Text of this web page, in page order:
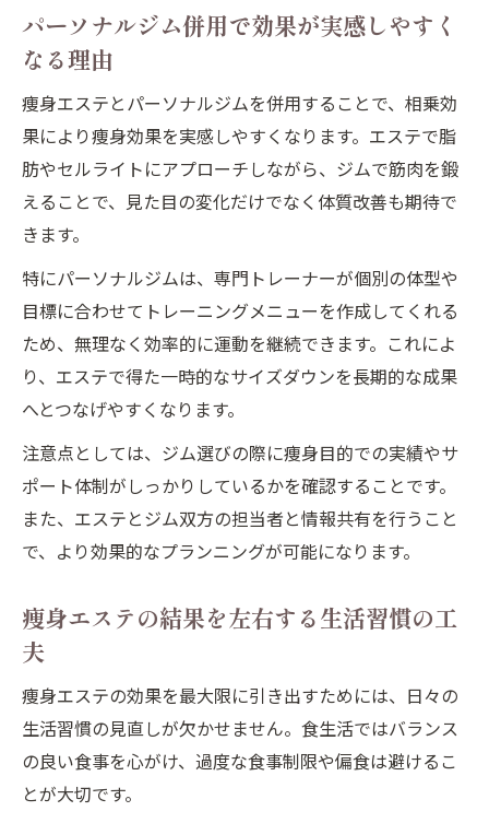
パーソナルジム併用で効果が実感しやすく
なる理由
痩身エステとパーソナルジムを併用することで、相乗効
果により痩身効果を実感しやすくなります。エステで脂
肪やセルライトにアプローチしながら、ジムで筋肉を鍛
えることで、見た目の変化だけでなく体質改善も期待で
きます。
特にパーソナルジムは、専門トレーナーが個別の体型や
目標に合わせてトレーニングメニューを作成してくれる
ため、無理なく効率的に運動を継続できます。これによ
り、エステで得た一時的なサイズダウンを長期的な成果
へとつなげやすくなります。
注意点としては、ジム選びの際に痩身目的での実績やサ
ポート体制がしっかりしているかを確認することです。
また、エステとジム双方の担当者と情報共有を行うこと
で、より効果的なプランニングが可能になります。
痩身エステの結果を左右する生活習慣の工
夫
痩身エステの効果を最大限に引き出すためには、日々の
生活習慣の見直しが欠かせません。食生活ではバランス
の良い食事を心がけ、過度な食事制限や偏食は避けるこ
とが大切です。